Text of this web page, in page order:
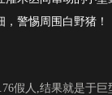
警惕周围白野猪！
假人,结果就是于巨